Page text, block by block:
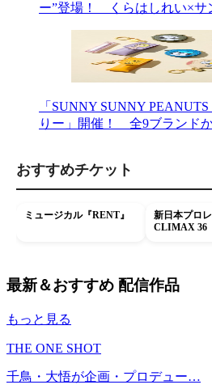
ー”登場！ くらはしれい×サ
「SUNNY SUNNY
りー」開催！ 全9ブランド
おすすめチケット
ミュージカル『RENT』
新日本プロ
CLIMAX 36
最新＆おすすめ 配信作品
もっと見る
THE ONE SHOT
千鳥・大悟が企画・プロデュー…